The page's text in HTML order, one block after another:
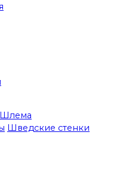
Шлема
Шведские стенки